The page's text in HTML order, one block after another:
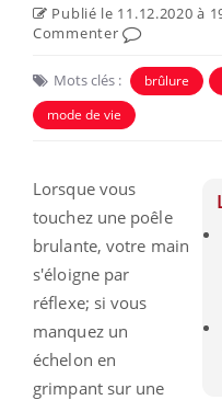
Publié le 11.12.2020 à
Commenter
Mots clés : brûlure
mode de vie
Lorsque vous
touchez une poêle
brulante, votre main
s'éloigne par
réflexe; si vous
manquez un
échelon en
grimpant sur une